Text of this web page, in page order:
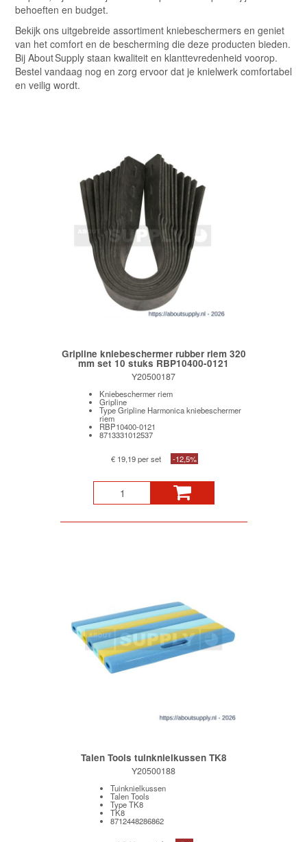
behoeften en budget.
Bekijk ons uitgebreide assortiment kniebeschermers en geniet
van het comfort en de bescherming die deze producten bieden.
Bij About Supply staan kwaliteit en klanttevredenheid voorop.
Bestel vandaag nog en zorg ervoor dat je knielwerk comfortabel
en veilig wordt.
Gripline kniebeschermer rubber riem 320
mm set 10 stuks RBP10400-0121
Y20500187
Kniebeschermer riem
Gripline
Type Gripline Harmonica kniebeschermer
riem
RBP10400-0121
8713331012537
€ 19,19 per set -12,5%
Talen Tools tuinknielkussen TK8
Y20500188
Tuinknielkussen
Talen Tools
Type TK8
TK8
8712448286862